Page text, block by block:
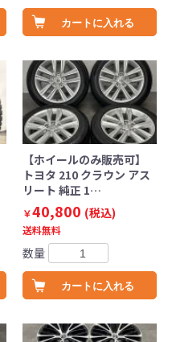
カートに入れる
【ホイールのみ販売可】
トヨタ 210 クラウン アス
リート 純正 1…
￥40,800 (税込)
送料無料
数量
カートに入れる